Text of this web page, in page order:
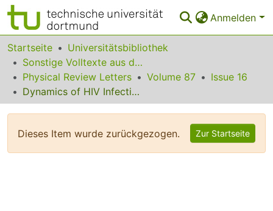
Anmelden
Bereiche & Sammlungen
Das gesamte Repositorium
Statistiken
Startseite
Universitätsbibliothek
Sonstige Volltexte aus dem Bibliotheksangebot
Physical Review Letters
Volume 87
Issue 16
Dynamics of HIV Infection: A Cellular Automata Approach
Dieses Item wurde zurückgezogen. Zur Startseite